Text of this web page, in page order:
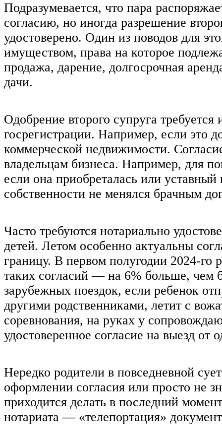
Подразумевается, что пара
согласию, но иногда разрешение
удостоверено. Один из поводов для
имуществом, права на которое
продажа, дарение, долгосрочная
дачи.
Одобрение второго супруга
госрегистрации. Например, если это
коммерческой недвижимости.
владельцам бизнеса. Например, для
если она приобреталась или
собственности не менялся брачным
Часто требуются нотариально
детей. Летом особенно актуальны
границу. В первом полугодии 2024-го
таких согласий — на 6% больше, чем
зарубежных поездок, если ребенок
другими родственниками, летит с
соревнования, на руках у
удостоверенное согласие на выезд от
Нередко родители в повседневной
оформлении согласия или просто не
приходится делать в последний
нотариата — «телепортация»